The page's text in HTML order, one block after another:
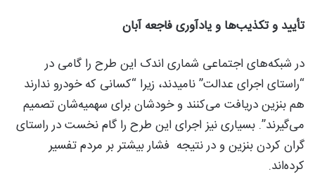
تأیید و تکذیب‌ها و یادآوری فاجعه آبان
در شبکه‌های اجتماعی شماری اندک این طرح را گامی در
“راستای اجرای عدالت” نامیدند، زیرا “کسانی که خودرو ندارند
هم بنزین دریافت می‌کنند و خودشان برای سهمیه‌شان تصمیم
می‌گیرند”. بسیاری نیز اجرای این طرح را گام نخست در راستای
گران کردن بنزین و در نتیجه فشار بیشتر بر مردم تفسیر
کرده‌اند.